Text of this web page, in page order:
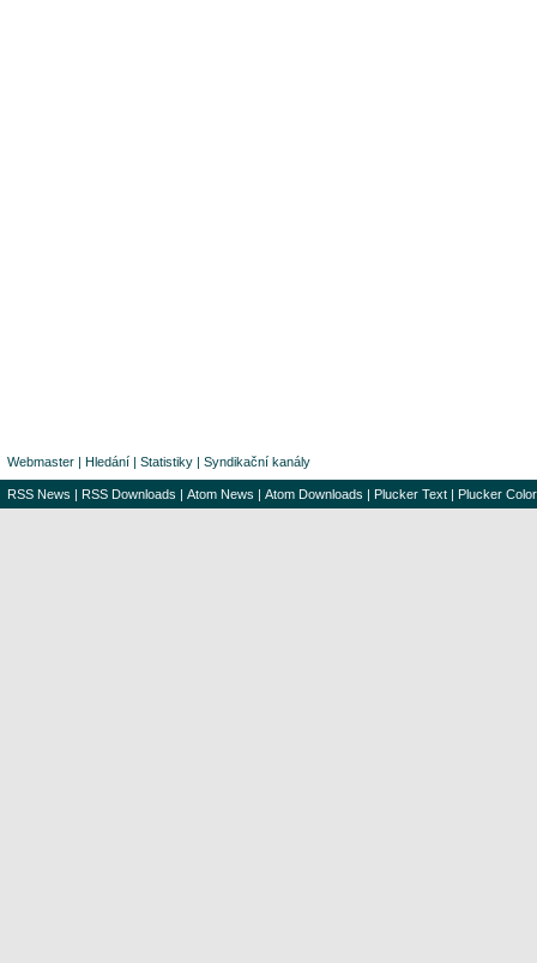
Webmaster | Hledání | Statistiky | Syndikační kanály
RSS News | RSS Downloads | Atom News | Atom Downloads | Plucker Text | Plucker Color